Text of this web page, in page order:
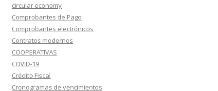
circular economy
Comprobantes de Pago
Comprobantes electrónicos
Contratos modernos
COOPERATIVAS
COVID-19
Crédito Fiscal
Cronogramas de vencimientos